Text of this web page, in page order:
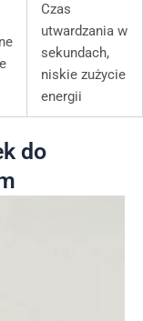
Czas
utwardzania w
sekundach,
niskie zużycie
energii
do